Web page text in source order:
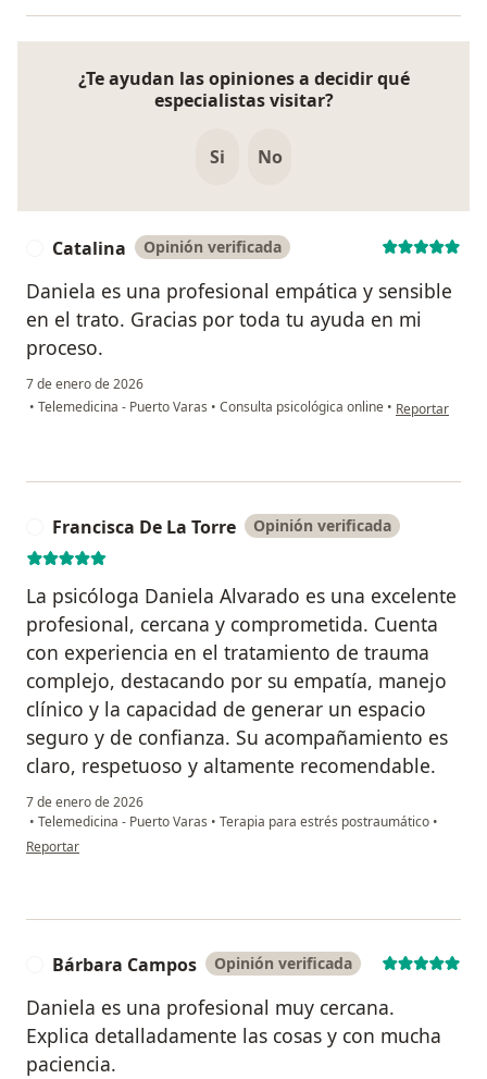
¿Te ayudan las opiniones a decidir qué
especialistas visitar?
Si No
Catalina Opinión verificada
Daniela es una profesional empática y sensible
en el trato. Gracias por toda tu ayuda en mi
proceso.
7 de enero de 2026
• Telemedicina - Puerto Varas • Consulta psicológica online • en opinión del
Reportar
Francisca De La Torre Opinión verificada
La psicóloga Daniela Alvarado es una excelente
profesional, cercana y comprometida. Cuenta
con experiencia en el tratamiento de trauma
complejo, destacando por su empatía, manejo
clínico y la capacidad de generar un espacio
seguro y de confianza. Su acompañamiento es
claro, respetuoso y altamente recomendable.
7 de enero de 2026
• Telemedicina - Puerto Varas • Terapia para estrés postraumático •
en opinión del usuario Francisca De La Torre
Reportar
Bárbara Campos Opinión verificada
Daniela es una profesional muy cercana.
Explica detalladamente las cosas y con mucha
paciencia.